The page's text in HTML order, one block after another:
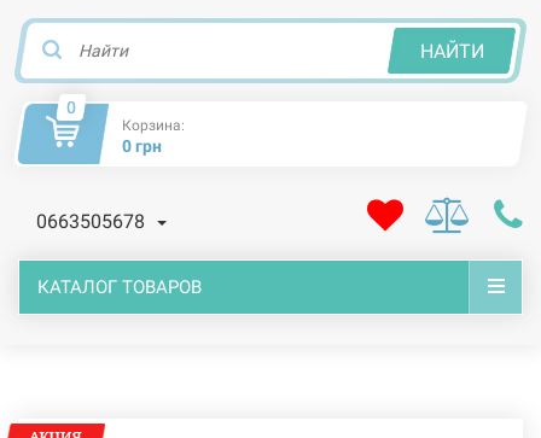
НАЙТИ
0
Корзина:
0 грн
0663505678
КАТАЛОГ ТОВАРОВ